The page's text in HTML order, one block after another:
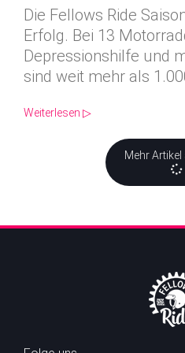
Die Fellows Ride
Erfolg. Bei 13
Depressionshilfe und
sind weit mehr als
Weiterlesen ▷
Mehr Artikel